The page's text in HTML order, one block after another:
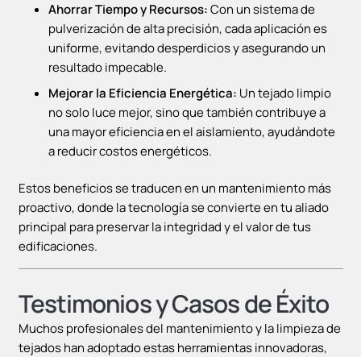
Ahorrar Tiempo y Recursos:Con un sistema de
pulverización de alta precisión, cada aplicación es
uniforme, evitando desperdicios y asegurando un
resultado impecable.
Mejorar la Eficiencia Energética: Un tejado limpio
no solo luce mejor, sino que también contribuye a
una mayor eficiencia en el aislamiento, ayudándote
a reducir costos energéticos.
Estos beneficios se traducen en un mantenimiento más
proactivo, donde la tecnología se convierte en tu aliado
principal para preservar la integridad y el valor de tus
edificaciones.
Testimonios y Casos de Éxito
Muchos profesionales del mantenimiento y la limpieza de
tejados han adoptado estas herramientas innovadoras,